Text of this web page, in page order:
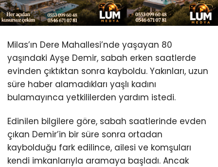
Milas’ın Dere Mahallesi’nde yaşayan 80
yaşındaki Ayşe Demir, sabah erken saatlerde
evinden çıktıktan sonra kayboldu. Yakınları, uzun
süre haber alamadıkları yaşlı kadını
bulamayınca yetkililerden yardım istedi.
Edinilen bilgilere göre, sabah saatlerinde evden
çıkan Demir’in bir süre sonra ortadan
kaybolduğu fark edilince, ailesi ve komşuları
kendi imkanlarıyla aramaya başladı. Ancak